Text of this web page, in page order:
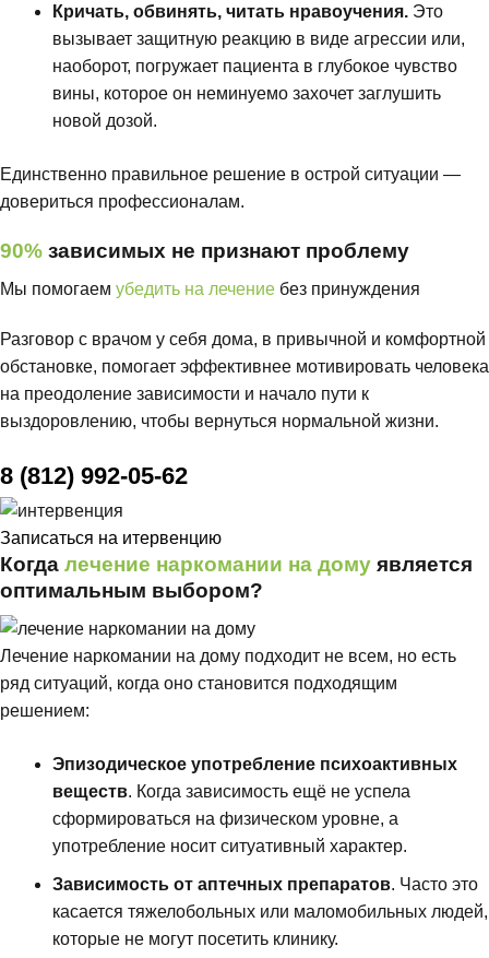
Кричать, обвинять, читать нравоучения. Это
вызывает защитную реакцию в виде агрессии или,
наоборот, погружает пациента в глубокое чувство
вины, которое он неминуемо захочет заглушить
новой дозой.
Единственно правильное решение в острой ситуации —
довериться профессионалам.
90% зависимых не признают проблему
Мы помогаем убедить на лечение без принуждения
Разговор с врачом у себя дома, в привычной и комфортной
обстановке, помогает эффективнее мотивировать человека
на преодоление зависимости и начало пути к
выздоровлению, чтобы вернуться нормальной жизни.
8 (812) 992-05-62
Записаться на итервенцию
Когда лечение наркомании на дому является
оптимальным выбором?
Лечение наркомании на дому подходит не всем, но есть
ряд ситуаций, когда оно становится подходящим
решением:
Эпизодическое употребление психоактивных
веществ. Когда зависимость ещё не успела
сформироваться на физическом уровне, а
употребление носит ситуативный характер.
Зависимость от аптечных препаратов. Часто это
касается тяжелобольных или маломобильных людей,
которые не могут посетить клинику.